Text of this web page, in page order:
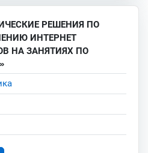
РЕШЕНИЯ ПО
ИНТЕРНЕТ
НА ЗАНЯТИЯХ ПО